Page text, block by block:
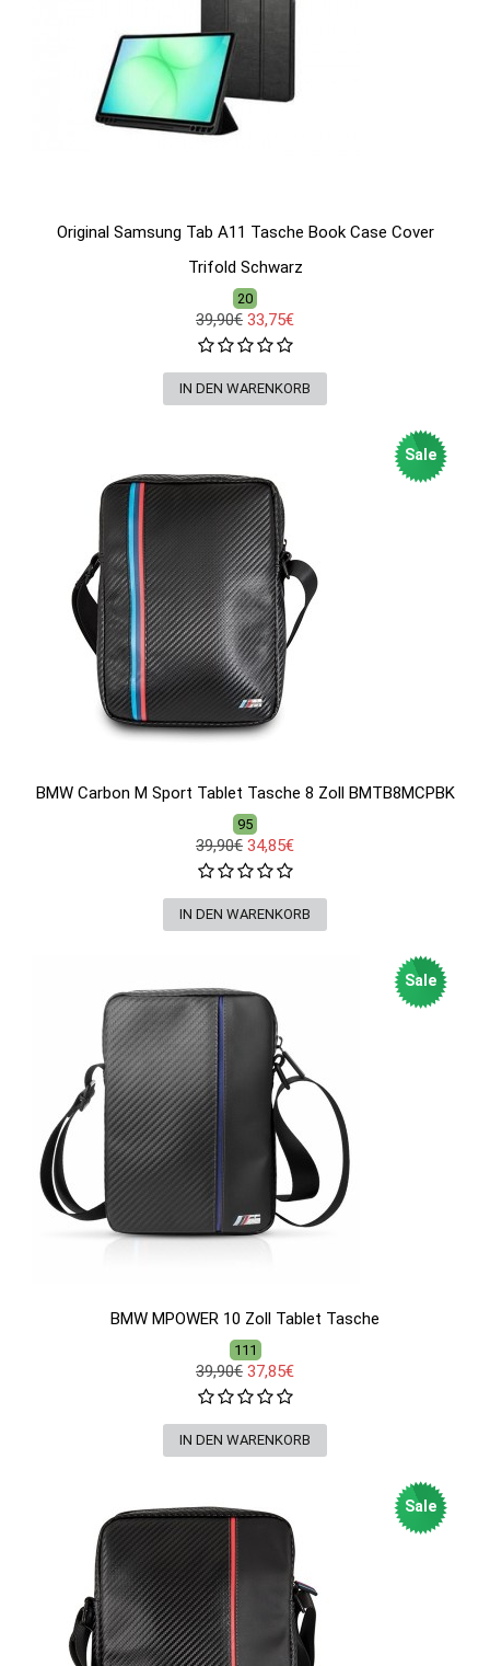
Original Samsung Tab A11 Tasche Book Case Cover
Trifold Schwarz
20
39,90€ 33,75€
Sale
BMW Carbon M Sport Tablet Tasche 8 Zoll BMTB8MCPBK
95
39,90€ 34,85€
Sale
BMW MPOWER 10 Zoll Tablet Tasche
111
39,90€ 37,85€
Sale